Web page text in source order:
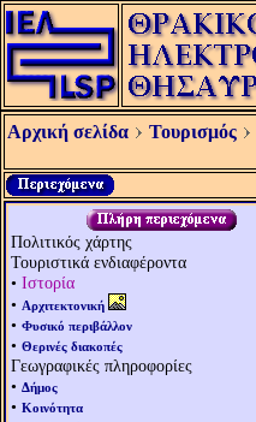
Αρχική σελίδα Τουρισμός
Πολιτικός χάρτης
Τουριστικά ενδιαφέροντα
• Ιστορία
• Αρχιτεκτονική
• Φυσικό περιβάλλον
• Θερινές διακοπές
Γεωγραφικές πληροφορίες
• Δήμος
• Κοινότητα